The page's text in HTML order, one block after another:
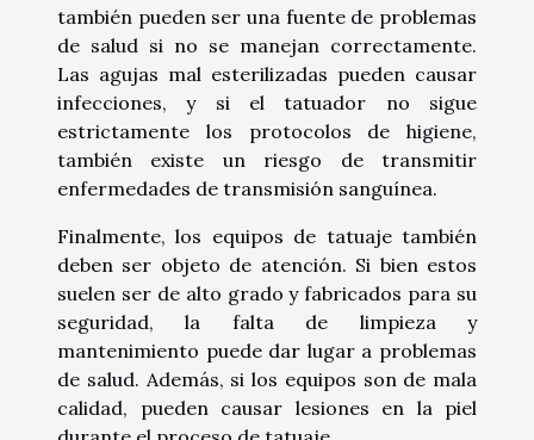
también pueden ser una fuente de problemas
de salud si no se manejan correctamente.
Las agujas mal esterilizadas pueden causar
infecciones, y si el tatuador no sigue
estrictamente los protocolos de higiene,
también existe un riesgo de transmitir
enfermedades de transmisión sanguínea.
Finalmente, los equipos de tatuaje también
deben ser objeto de atención. Si bien estos
suelen ser de alto grado y fabricados para su
seguridad, la falta de limpieza y
mantenimiento puede dar lugar a problemas
de salud. Además, si los equipos son de mala
calidad, pueden causar lesiones en la piel